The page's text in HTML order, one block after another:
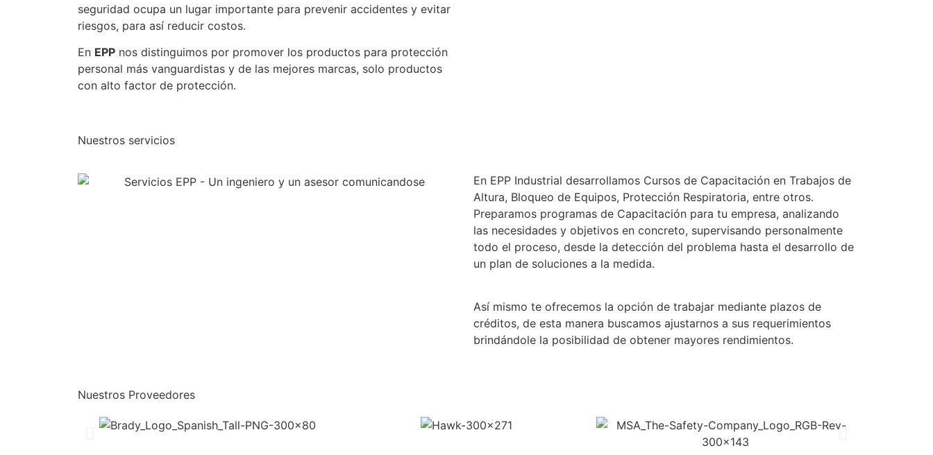
seguridad ocupa un lugar importante para prevenir accidentes y evitar
riesgos, para así reducir costos.
En EPP nos distinguimos por promover los productos para protección
personal más vanguardistas y de las mejores marcas, solo productos
con alto factor de protección.
Nuestros servicios
En EPP Industrial desarrollamos Cursos de Capacitación en Trabajos de
Altura, Bloqueo de Equipos, Protección Respiratoria, entre otros.
Preparamos programas de Capacitación para tu empresa, analizando
las necesidades y objetivos en concreto, supervisando personalmente
todo el proceso, desde la detección del problema hasta el desarrollo de
un plan de soluciones a la medida.
Así mismo te ofrecemos la opción de trabajar mediante plazos de
créditos, de esta manera buscamos ajustarnos a sus requerimientos
brindándole la posibilidad de obtener mayores rendimientos.
Nuestros Proveedores